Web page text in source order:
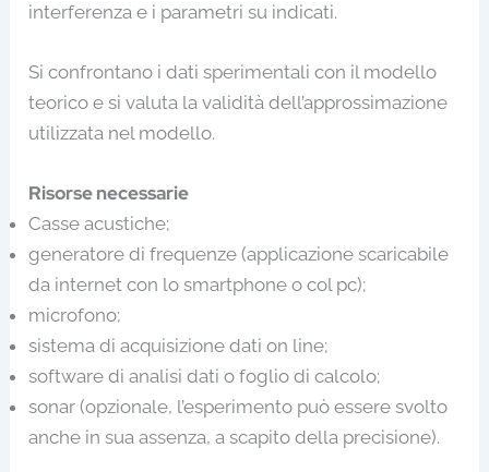
interferenza e i parametri su indicati.
Si confrontano i dati sperimentali con il modello
teorico e si valuta la validità dell’approssimazione
utilizzata nel modello.
Risorse necessarie
Casse acustiche;
generatore di frequenze (applicazione scaricabile
da internet con lo smartphone o col pc);
microfono;
sistema di acquisizione dati on line;
software di analisi dati o foglio di calcolo;
sonar (opzionale, l’esperimento può essere svolto
anche in sua assenza, a scapito della precisione).